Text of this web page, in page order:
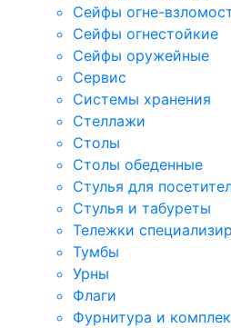
Сейфы огне-
Сейфы огнестойкие
Сейфы оружейные
Сервис
Системы хранения
Стеллажи
Столы
Столы обеденные
Стулья для
Стулья и табуреты
Тележки
Тумбы
Урны
Флаги
Фурнитура и